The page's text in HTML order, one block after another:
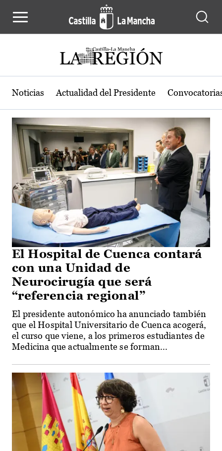
Actualidad de la región de Castilla-
Noticias Actualidad del Presidente
El Hospital de Cuenca contará
con una Unidad de
Neurocirugía que será
“referencia regional”
El presidente autonómico ha anunciado también
que el Hospital Universitario de Cuenca acogerá,
el curso que viene, a los primeros estudiantes de
Medicina que actualmente se forman...